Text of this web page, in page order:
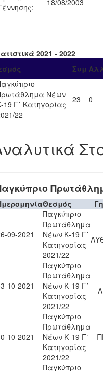
2021 - 2022
Συμ
Νέων
19 Γ΄ Κατηγορίας
22
23 0
Θεσμός
09-2021
Παγκύπριο
Πρωτάθλημα
Νέων Κ-19 Γ΄
Κατηγορίας
2021/22
10-2021
Παγκύπριο
Πρωτάθλημα
Νέων Κ-19 Γ΄
Κατηγορίας
2021/22
10-2021
Παγκύπριο
Πρωτάθλημα
Νέων Κ-19 Γ΄
Κατηγορίας
2021/22
Παγκύπριο